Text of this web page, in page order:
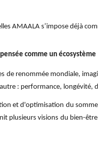
AMAALA s’impose déjà
comme un écosystème
de renommée mondiale,
: performance, longévité,
et d'optimisation du
plusieurs visions du bien-